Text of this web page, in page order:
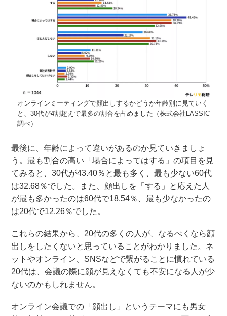
オンラインミーティングで顔出しするかどうか年齢別に見ていく
と、30代が4割超えで最多の割合を占めました（株式会社LASSIC
調べ）
最後に、年齢によって違いがあるのか見ていきましょ
う。最も割合の高い「場合によってはする」の項目を見
てみると、30代が43.40％と最も多く、最も少ない60代
は32.68％でした。また、顔出しを「する」と応えた人
が最も多かったのは60代で18.54％、最も少なかったの
は20代で12.26％でした。
これらの結果から、20代の多くの人が、なるべくなら顔
出しをしたくないと思っていることがわかりました。ネ
ットやオンライン、SNSなどで繋がることに慣れている
20代は、会議の際に顔が見えなくても不安になる人が少
ないのかもしれません。
オンライン会議での「顔出し」というテーマにも男女